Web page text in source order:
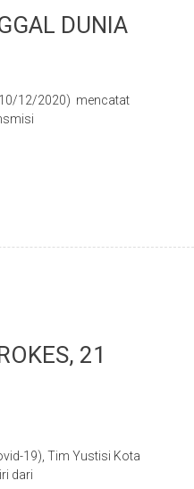
DUNIA
12/2020) mencatat
21
19), Tim Yustisi Kota
dari